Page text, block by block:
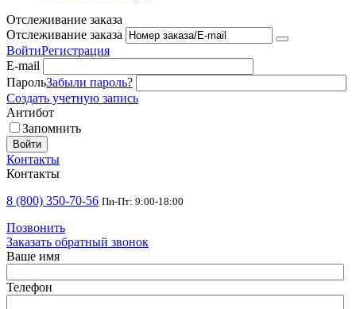
Отслеживание заказа
Отслеживание заказа
ВойтиРегистрация
E-mail
ПарольЗабыли пароль?
Создать учетную запись
Антибот
Запомнить
Войти
Контакты
Контакты
8 (800) 350-70-56 Пн-Пт: 9:00-18:00
Позвонить
Заказать обратный звонок
Ваше имя
Телефон